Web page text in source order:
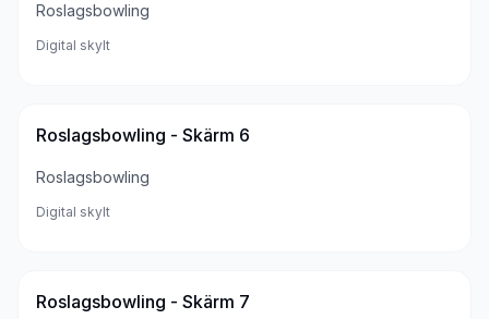
Roslagsbowling
Digital skylt
Roslagsbowling - Skärm 6
Roslagsbowling
Digital skylt
Roslagsbowling - Skärm 7